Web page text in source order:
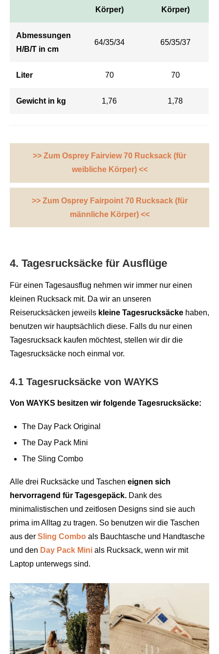
Körper) Körper)
Abmessungen
H/B/T in cm
64/35/34 65/35/37
Liter 70 70
Gewicht in kg 1,76 1,78
>> Zum Osprey Fairview 70 Rucksack (für
weibliche Körper) <<
>> Zum Osprey Fairpoint 70 Rucksack (für
männliche Körper) <<
4. Tagesrucksäcke für Ausflüge
Für einen Tagesausflug nehmen wir immer nur einen
kleinen Rucksack mit. Da wir an unseren
Reiserucksäcken jeweils kleine Tagesrucksäcke haben,
benutzen wir hauptsächlich diese. Falls du nur einen
Tagesrucksack kaufen möchtest, stellen wir dir die
Tagesrucksäcke noch einmal vor.
4.1 Tagesrucksäcke von WAYKS
Von WAYKS besitzen wir folgende Tagesrucksäcke:
The Day Pack Original
The Day Pack Mini
The Sling Combo
Alle drei Rucksäcke und Taschen eignen sich
hervorragend für Tagesgepäck. Dank des
minimalistischen und zeitlosen Designs sind sie auch
prima im Alltag zu tragen. So benutzen wir die Taschen
aus der Sling Combo als Bauchtasche und Handtasche
und den Day Pack Mini als Rucksack, wenn wir mit
Laptop unterwegs sind.